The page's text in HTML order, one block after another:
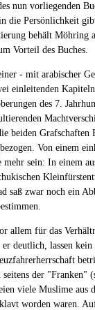
nun vorliegenden
die Persönlichkeit
behält Möhring
Vorteil des Buches.
- mit arabischer
einleitenden
des 7.
beiden
Von einem
sein: In einem
saß zwar noch ein
allem für das
deutlich, lassen
seitens der "Franken"
viele Muslime aus
worden waren.